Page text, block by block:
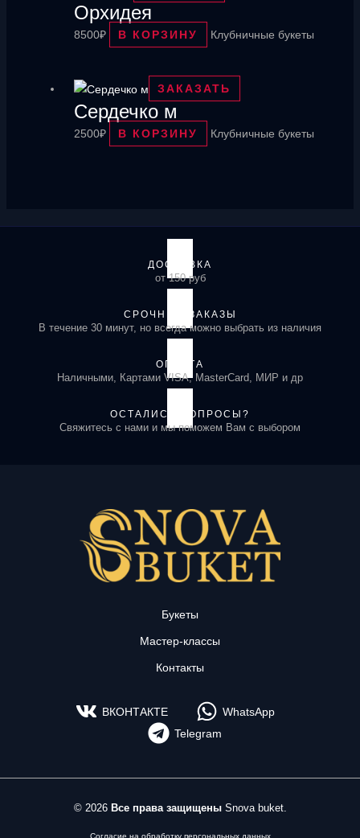
Орхидея
8500₽ В КОРЗИНУ Клубничные букеты
ЗАКАЗАТЬ
Сердечко м
2500₽ В КОРЗИНУ Клубничные букеты
ДОСТАВКА
от 150 руб
СРОЧНЫЕ ЗАКАЗЫ
В течение 30 минут, но всегда можно выбрать из наличия
ОПЛАТА
Наличными, Картами VISA, MasterCard, МИР и др
ОСТАЛИСЬ ВОПРОСЫ?
Свяжитесь с нами и мы поможем Вам с выбором
Букеты
Мастер-классы
Контакты
ВКОНТАКТЕ
WhatsApp
Telegram
© 2026 Все права защищеныSnova buket.
Согласие на обработку персональных данных